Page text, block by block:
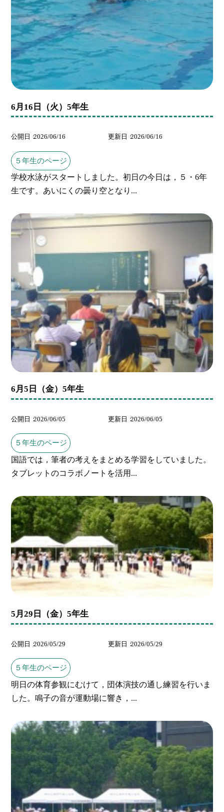
6月16日（火）5年生
公開日 2026/06/16 更新日 2026/06/16
５年生のページ
学校水泳がスタートしました。初日の今日は，５・6年
生です。あいにくの曇り空となり...
6月5日（金）5年生
公開日 2026/06/05 更新日 2026/06/05
５年生のページ
国語では，筆者の考えをまとめる学習をしていました。
タブレットのコラボノートを活用...
5月29日（金）5年生
公開日 2026/05/29 更新日 2026/05/29
５年生のページ
明日の体育参観にむけて，団体演技の通し練習を行いま
した。鳴子の音が運動場に響き，...